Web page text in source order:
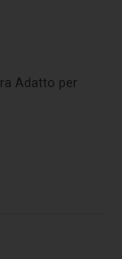
Adatto per